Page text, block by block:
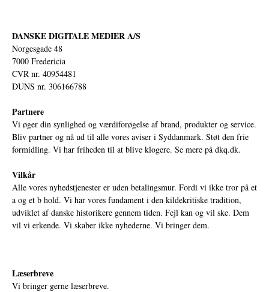
DANSKE DIGITALE MEDIER A/S
Norgesgade 48
7000 Fredericia
CVR nr. 40954481
DUNS nr. 306166788
Partnere
Vi øger din synlighed og værdiforøgelse af brand, produkter og service.
Bliv partner og nå ud til alle vores aviser i Syddanmark. Støt den frie
formidling. Vi har friheden til at blive klogere. Se mere på dkq.dk.
Vilkår
Alle vores nyhedstjenester er uden betalingsmur. Fordi vi ikke tror på et
a og et b hold. Vi har vores fundament i den kildekritiske tradition,
udviklet af danske historikere gennem tiden. Fejl kan og vil ske. Dem
vil vi erkende. Vi skaber ikke nyhederne. Vi bringer dem.
Læserbreve
Vi bringer gerne læserbreve.